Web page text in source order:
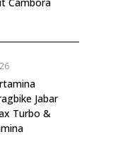
Jabar
Turbo &